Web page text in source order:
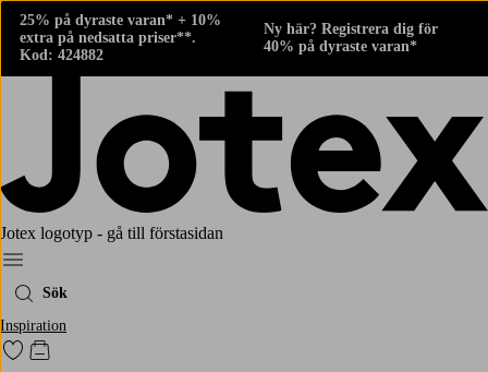
25% på dyraste varan* + 10%
extra på nedsatta priser**.
Kod: 424882
Ny här? Registrera dig för
40% på dyraste varan*
Jotex logotyp - gå till förstasidan
Meny
Sök
Inspiration
Gå till favoritmarkerade produkter
Gå till kundvagnen